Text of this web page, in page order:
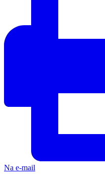
Na e-mail